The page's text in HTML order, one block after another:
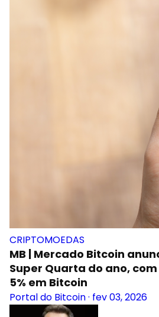
CRIPTOMOEDAS
MB | Mercado Bitcoin
Super Quarta do ano,
5% em Bitcoin
Portal do Bitcoin· fev 03, 2026